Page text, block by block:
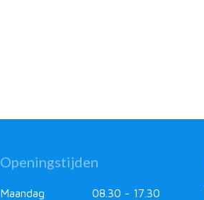
Openingstijden
Maandag
08.30 - 17.30